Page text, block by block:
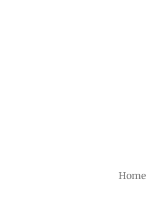
Home